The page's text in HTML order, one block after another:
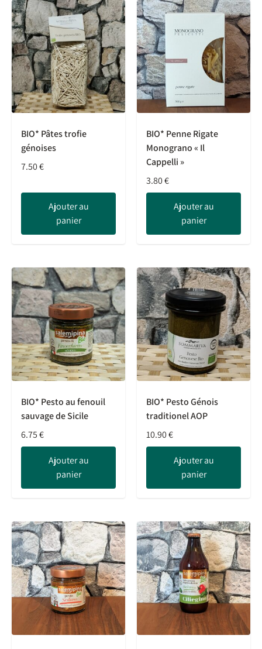
BIO* Pâtes trofie
génoises
7.50€
Ajouter au
panier
BIO* Penne Rigate
Monograno « Il
Cappelli »
3.80€
Ajouter au
panier
BIO* Pesto au fenouil
sauvage de Sicile
6.75€
Ajouter au
panier
BIO* Pesto Génois
traditionel AOP
10.90€
Ajouter au
panier